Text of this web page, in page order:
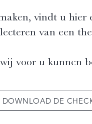
vindt u hier
van een
voor u kunnen
DOWNLOAD DE